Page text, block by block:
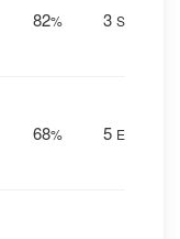
82% 3 SSE
68% 5 ESE